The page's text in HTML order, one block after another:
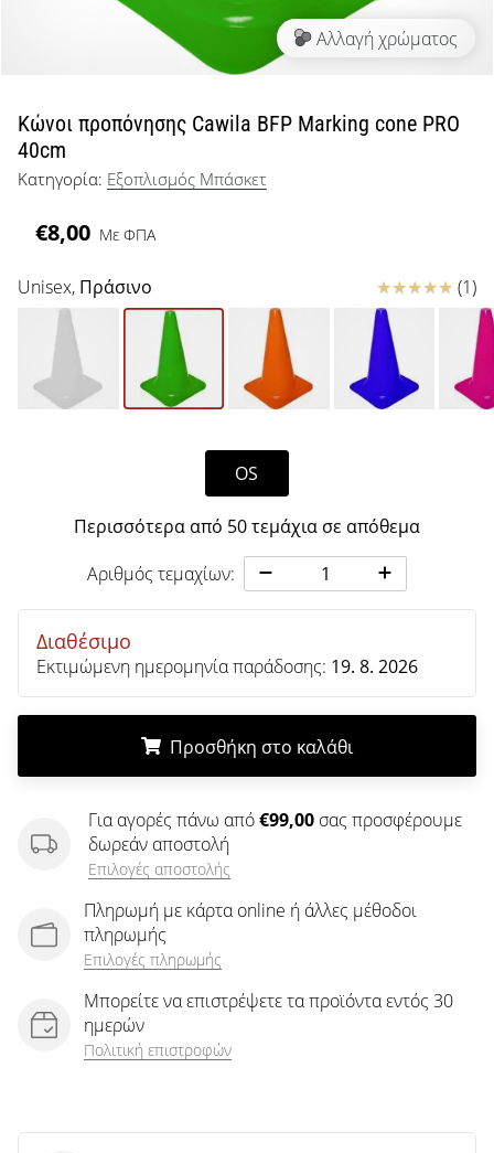
μπάσκετ
όπως
εμείς;
Έλα
μας
πρεσβευτής
μάρκας
μας.
Αλλαγή χρώματος
Κώνοι προπόνησης Cawila BFP Marking cone PRO
40cm
Κατηγορία: Εξοπλισμός Μπάσκετ
€8,00 Με ΦΠΑ
Unisex, Πράσινο Κριτικές (1)
OS
Περισσότερα από 50 τεμάχια σε απόθεμα
Αριθμός τεμαχίων:
Διαθέσιμο
Εκτιμώμενη ημερομηνία παράδοσης: 19. 8. 2026
Προσθήκη στο καλάθι
Για αγορές πάνω από€99,00 σας προσφέρουμε
δωρεάν αποστολή
Επιλογές αποστολής
Πληρωμή με κάρτα online ή άλλες μέθοδοι
πληρωμής
Επιλογές πληρωμής
Μπορείτε να επιστρέψετε τα προϊόντα εντός 30
ημερών
Πολιτική επιστροφών